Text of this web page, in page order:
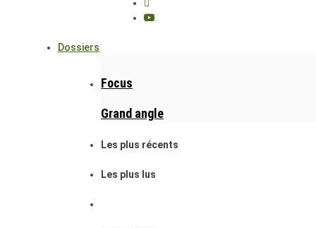
Dossiers
Focus
Grand angle
Les plus récents
Les plus lus